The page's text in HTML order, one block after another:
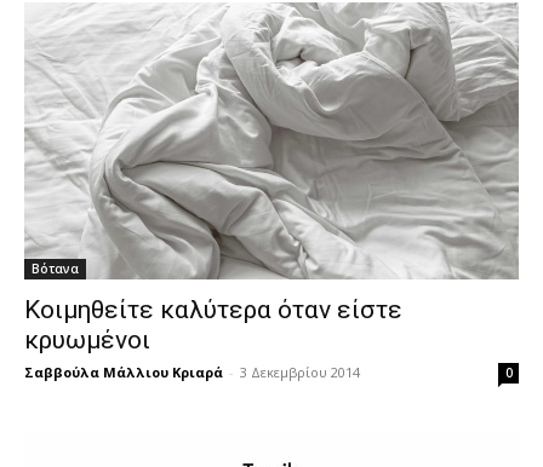
Βότανα
Κοιμηθείτε καλύτερα όταν είστε
κρυωμένοι
Σαββούλα Μάλλιου Κριαρά - 3 Δεκεμβρίου 2014 0